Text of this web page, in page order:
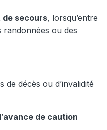
secours, lorsqu’entre
randonnées ou des
de décès ou d’invalidité
avance de caution